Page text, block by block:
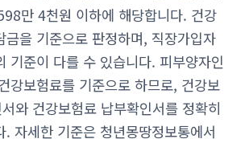
만 4천원 이하에 해당합니다. 건강
금을 기준으로 판정하며, 직장가입자
기준이 다를 수 있습니다. 피부양자인
강보험료를 기준으로 하므로, 건강보
와 건강보험료 납부확인서를 정확히
. 자세한 기준은 청년몽땅정보통에서